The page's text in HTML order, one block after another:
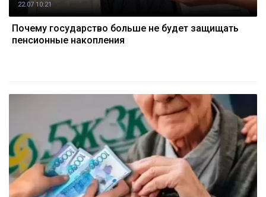
22.07 10:21
Почему государство больше не будет защищать
пенсионные накопления